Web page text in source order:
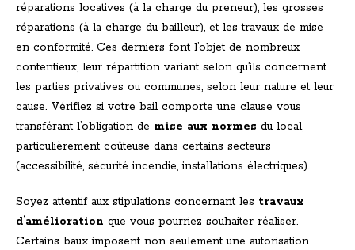
réparations locatives (à la charge du preneur), les grosses
réparations (à la charge du bailleur), et les travaux de mise
en conformité. Ces derniers font l’objet de nombreux
contentieux, leur répartition variant selon qu’ils concernent
les parties privatives ou communes, selon leur nature et leur
cause. Vérifiez si votre bail comporte une clause vous
transférant l’obligation de mise aux normes du local,
particulièrement coûteuse dans certains secteurs
(accessibilité, sécurité incendie, installations électriques).
Soyez attentif aux stipulations concernant les travaux
d’amélioration que vous pourriez souhaiter réaliser.
Certains baux imposent non seulement une autorisation